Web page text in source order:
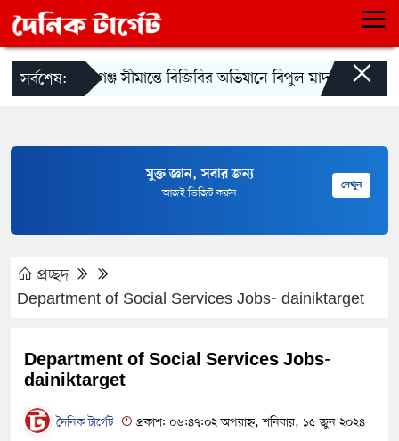
সর্বশেষ:শিবগঞ্জ সীমান্তে বিজিবির অভিযানে বিপুল মাদক জব্দ ×
মুক্ত জ্ঞান, সবার জন্য
আজই ভিজিট করুন
দেখুন
প্রচ্ছদ
Department of Social Services Jobs- dainiktarget
Department of Social Services Jobs-
dainiktarget
দৈনিক টার্গেট
প্রকাশ: ০৬:৪৭:০২ অপরাহ্ন, শনিবার, ১৫ জুন ২০২৪